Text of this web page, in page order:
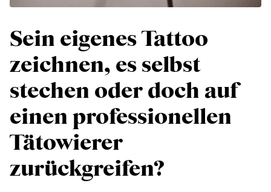
Sein eigenes Tattoo
zeichnen, es selbst
stechen oder doch auf
einen professionellen
Tätowierer
zurückgreifen?